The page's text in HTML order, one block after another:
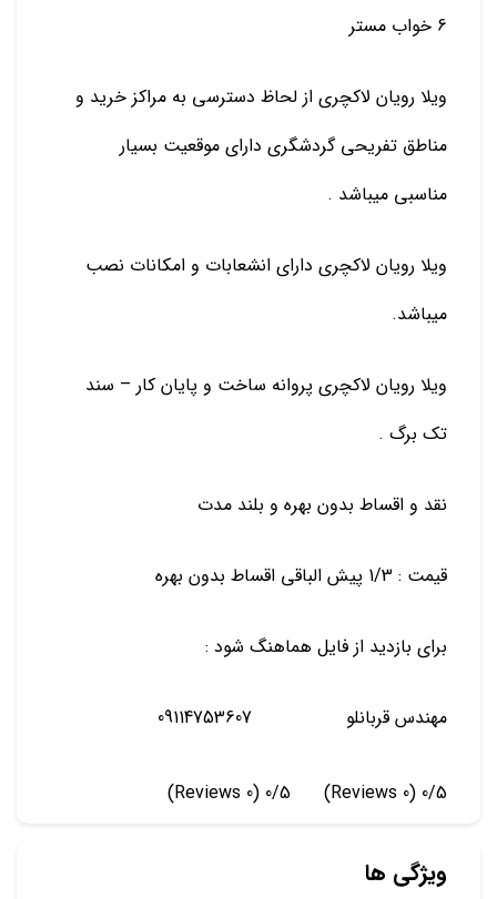
6 خواب مستر
ویلا رویان لاکچری از لحاظ دسترسی به مراکز خرید و
مناطق تفریحی گردشگری دارای موقعیت بسیار
مناسبی میباشد .
ویلا رویان لاکچری دارای انشعابات و امکانات نصب
میباشد.
ویلا رویان لاکچری پروانه ساخت و پایان کار – سند
تک برگ .
نقد و اقساط بدون بهره و بلند مدت
قیمت : 1/3 پیش الباقی اقساط بدون بهره
برای بازدید از فایل هماهنگ شود :
مهندس قربانلو 09114753607
0/5
(0 Reviews)
0/5
(0 Reviews)
ویژگی ها